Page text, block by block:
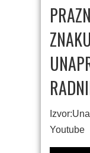
Youtube